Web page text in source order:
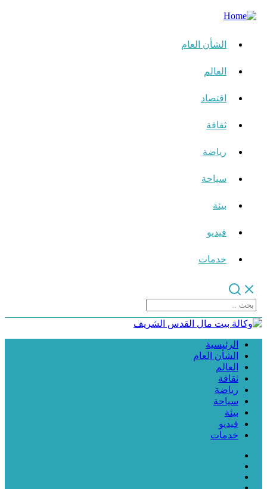
الشأن العام
العالم
اقتصاد
ثقافة
رياضة
سياحة
بيئة
فيديو
خدمات
الرئيسية
الشأن العام
العالم
ثقافة
رياضة
سياحة
بيئة
فيديو
خدمات